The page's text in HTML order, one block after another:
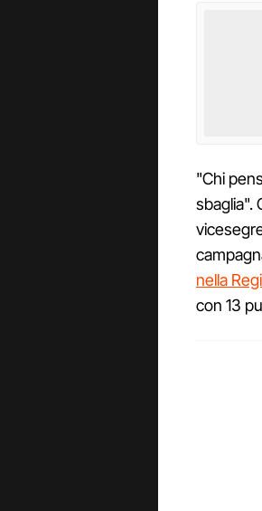
"Chi
sbaglia".
nella
con 13